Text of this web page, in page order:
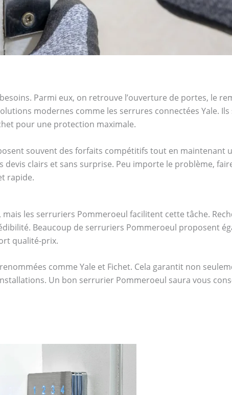
Parmi eux, on retrouve l’ouverture de portes, le
modernes comme les serrures connectées Yale.
pour une protection maximale.
souvent des forfaits compétitifs tout en maintenant
clairs et sans surprise. Peu importe le problème,
rapide.
les serruriers Pommeroeul facilitent cette tâche.
Beaucoup de serruriers Pommeroeul proposent
qualité-prix.
comme Yale et Fichet. Cela garantit non
Un bon serrurier Pommeroeul saura vous